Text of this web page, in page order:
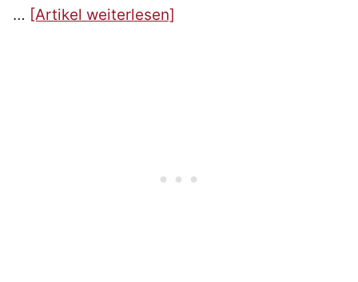
… [Artikel weiterlesen]